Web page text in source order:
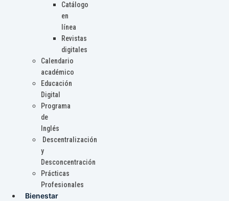
Catálogo
en
línea
Revistas
digitales
Calendario
académico
Educación
Digital
Programa
de
Inglés
Descentralización
y
Desconcentración
Prácticas
Profesionales
Bienestar